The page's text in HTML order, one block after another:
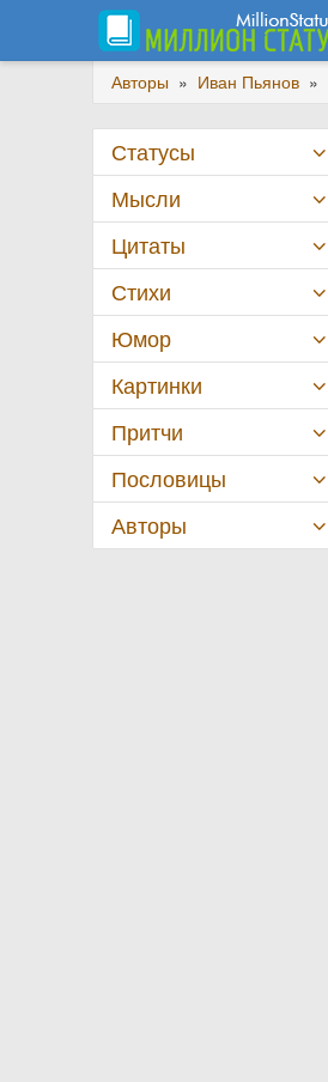
Авторы » Иван Пьянов »
Статусы
Мысли
Цитаты
Стихи
Юмор
Картинки
Притчи
Пословицы
Авторы